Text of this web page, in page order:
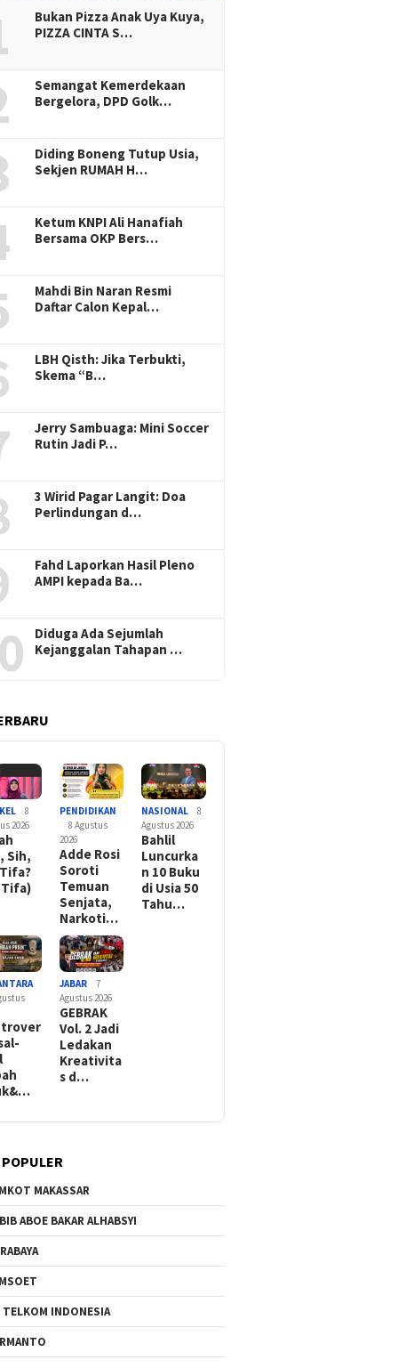
Bukan Pizza Anak Uya Kuya,
PIZZA CINTA S…
Semangat Kemerdekaan
Bergelora, DPD Golk…
Diding Boneng Tutup Usia,
Sekjen RUMAH H…
Ketum KNPI Ali Hanafiah
Bersama OKP Bers…
Mahdi Bin Naran Resmi
Daftar Calon Kepal…
LBH Qisth: Jika Terbukti,
Skema “B…
Jerry Sambuaga: Mini Soccer
Rutin Jadi P…
3 Wirid Pagar Langit: Doa
Perlindungan d…
Fahd Laporkan Hasil Pleno
AMPI kepada Ba…
Diduga Ada Sejumlah
Kejanggalan Tahapan …
8
2026
Sih,
PENDIDIKAN
8 Agustus
2026
Adde Rosi
Soroti
Temuan
Senjata,
Narkoti…
NASIONAL
8
Agustus 2026
Bahlil
Luncurka
n 10 Buku
di Usia 50
Tahu…
JABAR
7
Agustus 2026
GEBRAK
Vol. 2 Jadi
Ledakan
Kreativita
s d…
MAKASSAR
ABOE BAKAR ALHABSYI
INDONESIA